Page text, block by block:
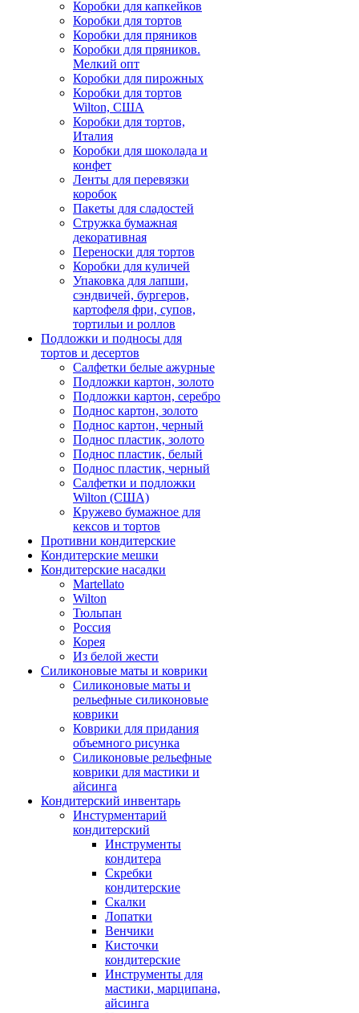
Коробки для капкейков
Коробки для тортов
Коробки для пряников
Коробки для пряников.
Мелкий опт
Коробки для пирожных
Коробки для тортов
Wilton, США
Коробки для тортов,
Италия
Коробки для шоколада и
конфет
Ленты для перевязки
коробок
Пакеты для сладостей
Стружка бумажная
декоративная
Переноски для тортов
Коробки для куличей
Упаковка для лапши,
сэндвичей, бургеров,
картофеля фри, супов,
тортильи и роллов
Подложки и подносы для
тортов и десертов
Салфетки белые ажурные
Подложки картон, золото
Подложки картон, серебро
Поднос картон, золото
Поднос картон, черный
Поднос пластик, золото
Поднос пластик, белый
Поднос пластик, черный
Салфетки и подложки
Wilton (США)
Кружево бумажное для
кексов и тортов
Противни кондитерские
Кондитерские мешки
Кондитерские насадки
Martellato
Wilton
Тюльпан
Россия
Корея
Из белой жести
Силиконовые маты и коврики
Силиконовые маты и
рельефные силиконовые
коврики
Коврики для придания
объемного рисунка
Силиконовые рельефные
коврики для мастики и
айсинга
Кондитерский инвентарь
Инстурментарий
кондитерский
Инструменты
кондитера
Скребки
кондитерские
Скалки
Лопатки
Венчики
Кисточки
кондитерские
Инструменты для
мастики, марципана,
айсинга